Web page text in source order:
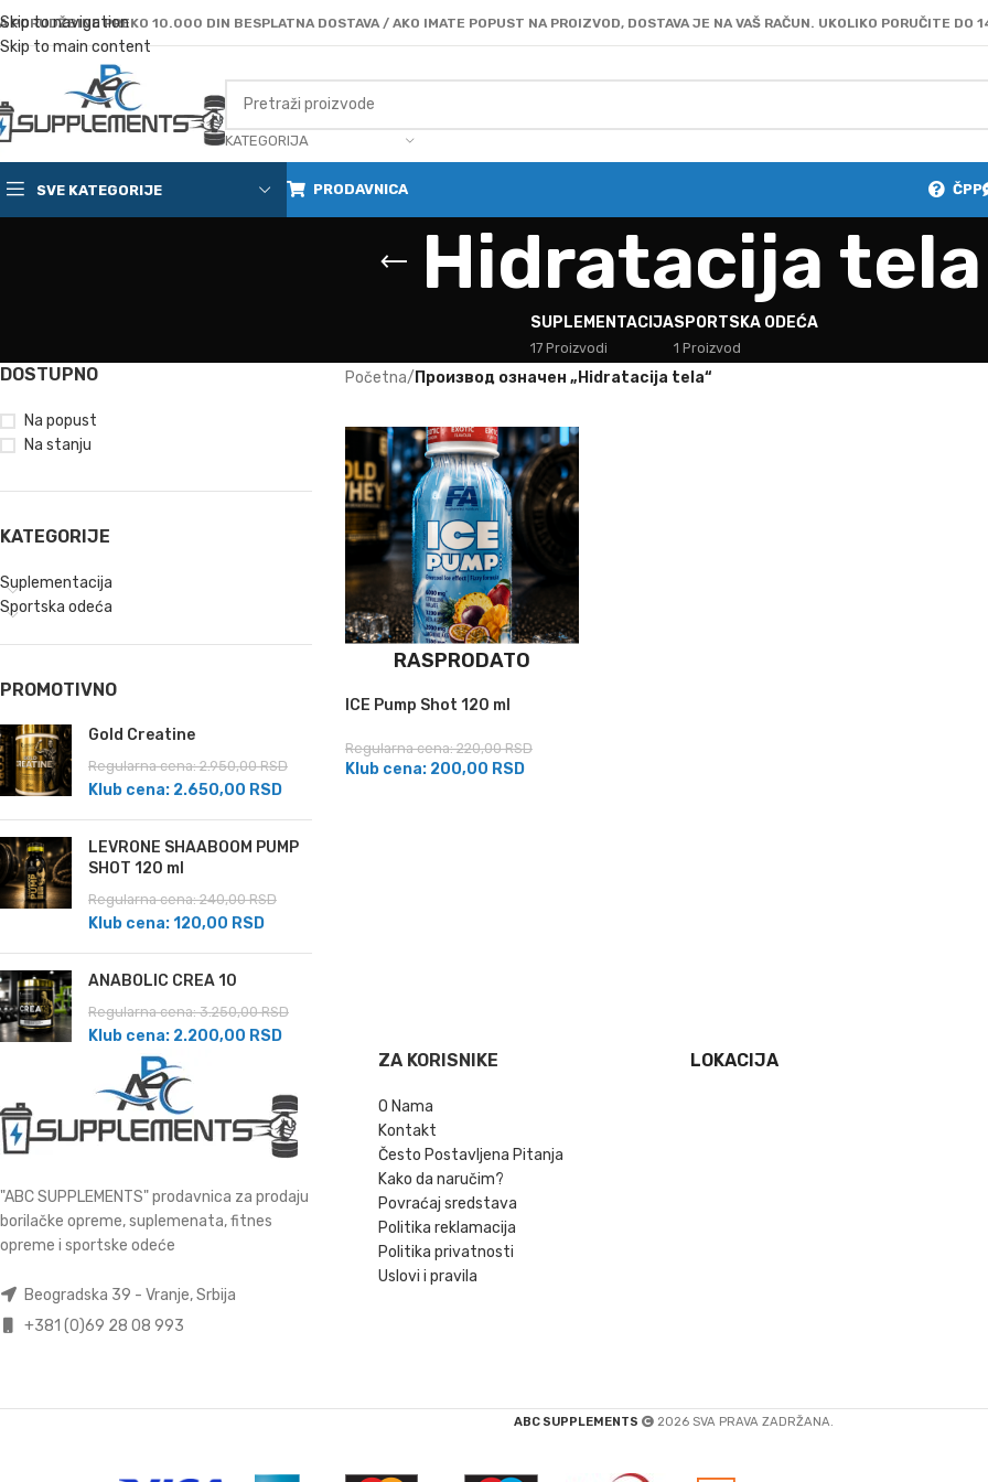
Skip to navigation
Skip to main content
PORUDŽBINE PREKO 10.000 DIN BESPLATNA DOSTAVA / AKO IMATE POPUST NA PROIZVOD, DOSTAVA JE NA VAŠ RAČUN. UKOLIKO PORUČITE DO
KATEGORIJA
SVE KATEGORIJE PRODAVNICA ČPP
Hidratacija tela
SUPLEMENTACIJA
17 Proizvodi
SPORTSKA ODEĆA
1 Proizvod
DOSTUPNO
Na popust
Na stanju
KATEGORIJE
Suplementacija
Sportska odeća
PROMOTIVNO
Gold Creatine
Regularna cena:2.950,00RSD
Klub cena: 2.650,00 RSD
LEVRONE SHAABOOM PUMP
SHOT 120 ml
Regularna cena:240,00RSD
Klub cena:120,00 RSD
ANABOLIC CREA 10
Regularna cena:3.250,00RSD
Klub cena: 2.200,00 RSD
Početna/ Производ oзначен „Hidratacija tela“
RASPRODATO
ICE Pump Shot 120 ml
Regularna cena:220,00RSD
Klub cena: 200,00 RSD
"ABC SUPPLEMENTS" prodavnica za prodaju
borilačke opreme, suplemenata, fitnes
opreme i sportske odeće
Beogradska 39 - Vranje, Srbija
+381 (0)69 28 08 993
ZA KORISNIKE
O Nama
Kontakt
Često Postavljena Pitanja
Kako da naručim?
Povraćaj sredstava
Politika reklamacija
Politika privatnosti
Uslovi i pravila
LOKACIJA
ABC SUPPLEMENTS 2026 SVA PRAVA ZADRŽANA.